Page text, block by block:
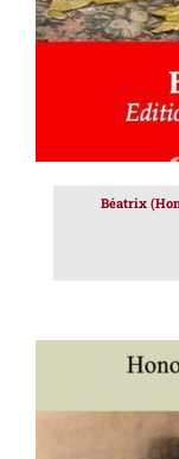
Béatrix